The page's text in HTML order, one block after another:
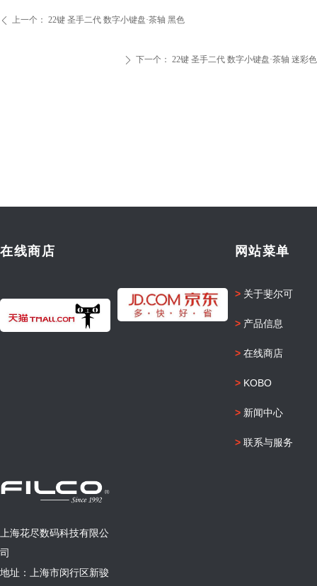
ꄴ 上一个： 22键 圣手二代 数字小键盘·茶轴 黑色
ꄲ 下一个： 22键 圣手二代 数字小键盘·茶轴 迷彩色
网站菜单
>关于斐尔可
>产品信息
>在线商店
>KOBO
>新闻中心
>联系与服务
在线商店
上海花尽数码科技有限公
司
地址：上海市闵行区新骏